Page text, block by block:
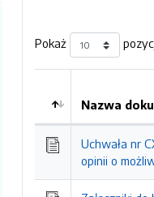
Pokaż
Kolejność
Nazwa
Uchwała nr
opinii o